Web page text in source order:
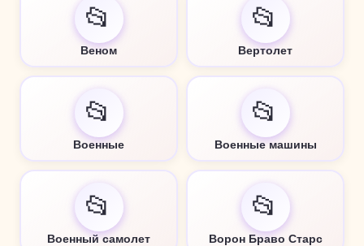
📂
Веном
📂
Вертолет
📂
Военные
📂
Военные машины
📂
Военный самолет
📂
Ворон Браво Старс